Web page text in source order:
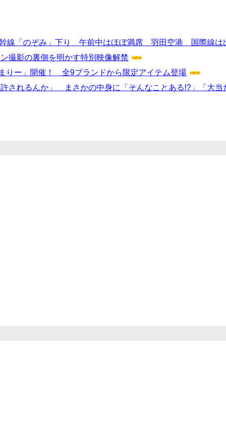
線「のぞみ」下り 午前中はほぼ満席 羽田空港 国際線
撮影の裏側を明かす特別映像解禁
りー」開催！ 全9ブランドから限定アイテム登場
されるんか」 まさかの中身に「そんなことある!?」「大